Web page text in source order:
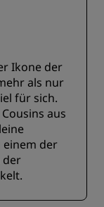
Ikone der
als nur
für sich.
aus
einem der
der